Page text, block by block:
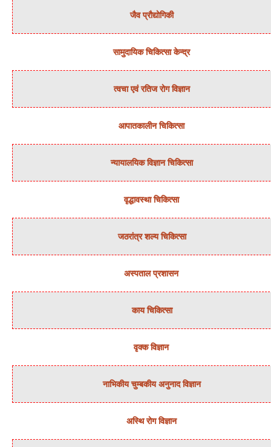
जैव प्रौद्योगिकी
सामुदायिक चिकित्‍सा केन्‍द्र
त्‍वचा एवं रतिज रोग विज्ञान
आपातकालीन चिकित्सा
न्‍यायालयिक विज्ञान चिकित्‍सा
वृद्धावस्था चिकित्सा
जठरांत्र शल्‍य चिकित्‍सा
अस्‍पताल प्रशासन
काय चिकित्‍सा
वृक्‍क विज्ञान
नाभिकीय चुम्‍बकीय अनुनाद विज्ञान
अस्थि रोग विज्ञान